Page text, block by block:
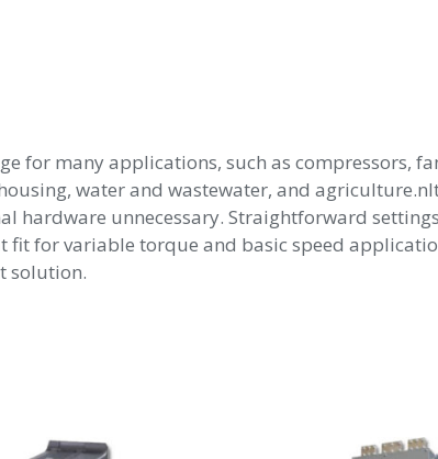
for many applications, such as compressors,
water and wastewater, and
unnecessary. Straightforward
fit for variable torque and basic speed
solution.